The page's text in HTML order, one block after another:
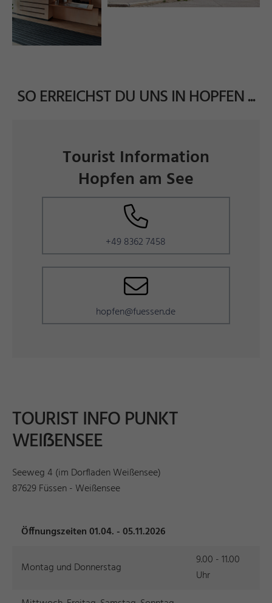
SO ERREICHST DU UNS IN HOPFEN ...
Tourist Information
Hopfen am See
+49 8362 7458
hopfen@fuessen.de
TOURIST INFO PUNKT
WEIẞENSEE
Seeweg 4 (im Dorfladen Weißensee)
87629 Füssen - Weißensee
Öffnungszeiten 01.04. - 05.11.2026
Montag und Donnerstag
9.00 - 11.00
Uhr